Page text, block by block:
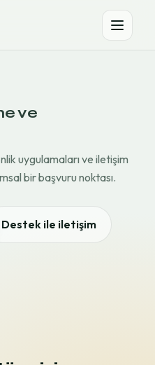
ve
uygulamaları ve iletişim
bir başvuru noktası.
Destek ile iletişim